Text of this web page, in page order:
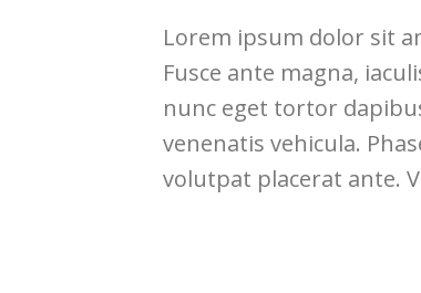
Lorem ipsum dolor sit
Fusce ante magna,
nunc eget tortor
venenatis vehicula.
volutpat placerat ante.